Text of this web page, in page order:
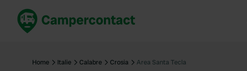
France
Home Italie Calabre Crosia Area Santa Tecla